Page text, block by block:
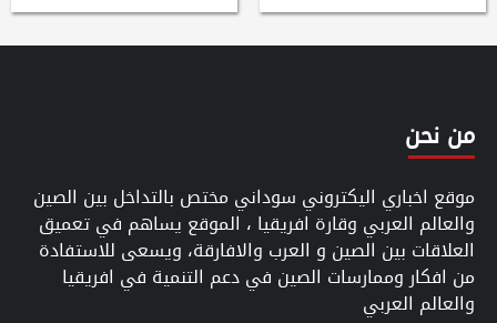
من نحن
موقع اخباري اليكتروني سوداني مختص بالتداخل بين الصين
والعالم العربي وقارة افريقيا ، الموقع يساهم في تعميق
العلاقات بين الصين و العرب والافارقة، ويسعى للاستفادة
من افكار وممارسات الصين في دعم التنمية في افريقيا
والعالم العربي